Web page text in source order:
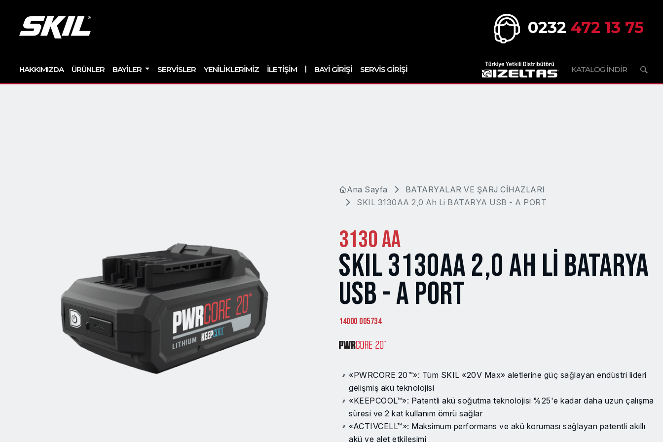
0232 472 13 75
HAKKIMIZDA ÜRÜNLER BAYILER SERVISLER YENILIKLERIMIZ İLETIŞIM | BAYI GIRIŞI SERVIS GIRIŞI KATALOG İNDİR
Ana Sayfa
BATARYALAR VE ŞARJ CİHAZLARI
SKIL 3130AA 2,0 Ah Li BATARYA USB - A PORT
3130 AA
SKIL 3130AA 2,0 AH LI BATARYA
USB - A PORT
14000 005734
«PWRCORE 20™»: Tüm SKIL «20V Max» aletlerine güç sağlayan endüstri lideri
gelişmiş akü teknolojisi
«KEEPCOOL™»: Patentli akü soğutma teknolojisi %25'e kadar daha uzun çalışma
süresi ve 2 kat kullanım ömrü sağlar
«ACTIVCELL™»: Maksimum performans ve akü koruması sağlayan patentli akıllı
akü ve alet etkileşimi